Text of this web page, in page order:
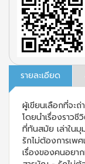
รายละเอียด
ผู้เขียนเลือกที่จะ
โดยนำเรื่องราว
ที่ทันสมัย เล่าใน
รักไม่ต้องการเพ
เรื่องของคนอยา